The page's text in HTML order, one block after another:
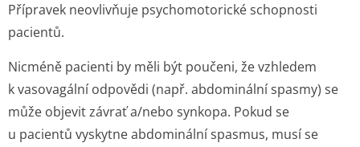
Přípravek neovlivňuje psychomotorické schopnosti
pacientů.
Nicméně pacienti by měli být poučeni, že vzhledem
k vasovagální odpovědi (např. abdominální spasmy) se
může objevit závrať a/nebo synkopa. Pokud se
u pacientů vyskytne abdominální spasmus, musí se